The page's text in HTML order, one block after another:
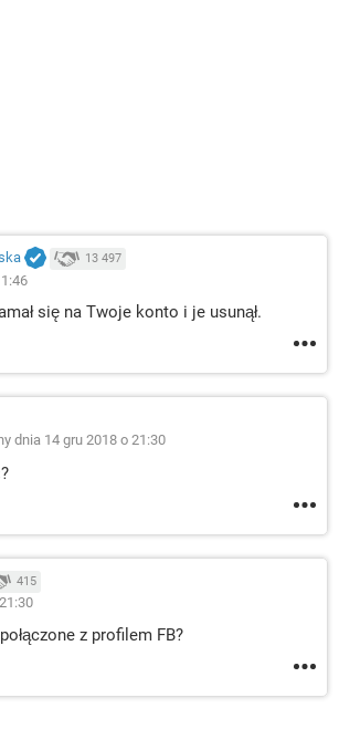
13 497
się na Twoje konto i je usunął.
dnia 14 gru 2018 o 21:30
415
z profilem FB?